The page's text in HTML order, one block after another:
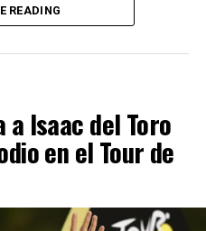
de críticas en redes
sobre supuestas
el respaldo de
argentina y
racistas en el
que los ataques
él, tiene Argentina en la
y libertarias en
READING
Isaac del Toro
en el Tour de